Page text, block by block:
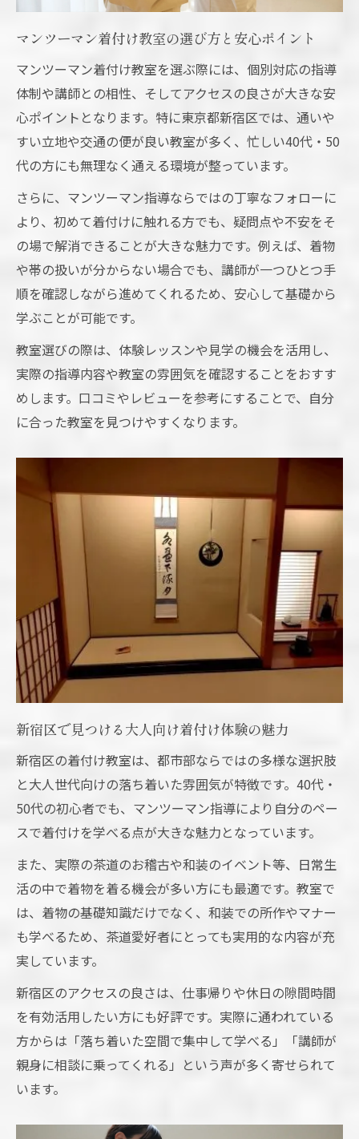
40代50代から楽しむ和文化と着物レッスンの魅
マンツーマン着付け教室が和文化入門に最
適な理由
40代50代初心者が安心して始められる教室
の選択肢
着物レッスンで感じる大人の学び直しの楽
しさ
世代を問わず楽しめる和装体験のポイント
茶道と着物で広がる新たな趣味の世界
マンツーマン指導で基礎から着付けをマスター
する秘訣
基礎から学ぶマンツーマン着付け教室の効
果
初心者がつまずかないカリキュラム設計の
工夫
自分に合ったペースで進める学びのメリッ
ト
講師との距離が近いからこそ聞ける疑問解
消
茶道の所作に寄り添う着付け方法を徹底解説
茶道に適した着付けをマンツーマンで学ぶ
コツ
所作を美しく見せる着付けポイントを伝授
着物と茶道の調和を意識した指導内容とは
実践で役立つ着付け教室の応用レッスン
新宿区のマンツーマン教室で和装美を実感しよ
う
マンツーマン着付け教室で叶う自然な和装
美
新宿区ならではの着物体験ができる理由と
は
着付けレッスンが日常に彩りを与える瞬間
和装美を引き出す個別指導の着付けテクニ
ック
初心者にも伝わる和の魅力と着物の世界観
マンツーマン着付け教室の選び方と安心ポイント
マンツーマン着付け教室を選ぶ際には、個別対応の指導
体制や講師との相性、そしてアクセスの良さが大きな安
心ポイントとなります。特に東京都新宿区では、通いや
すい立地や交通の便が良い教室が多く、忙しい40代・50
代の方にも無理なく通える環境が整っています。
さらに、マンツーマン指導ならではの丁寧なフォローに
より、初めて着付けに触れる方でも、疑問点や不安をそ
の場で解消できることが大きな魅力です。例えば、着物
や帯の扱いが分からない場合でも、講師が一つひとつ手
順を確認しながら進めてくれるため、安心して基礎から
学ぶことが可能です。
教室選びの際は、体験レッスンや見学の機会を活用し、
実際の指導内容や教室の雰囲気を確認することをおすす
めします。口コミやレビューを参考にすることで、自分
に合った教室を見つけやすくなります。
新宿区で見つける大人向け着付け体験の魅力
新宿区の着付け教室は、都市部ならではの多様な選択肢
と大人世代向けの落ち着いた雰囲気が特徴です。40代・
50代の初心者でも、マンツーマン指導により自分のペー
スで着付けを学べる点が大きな魅力となっています。
また、実際の茶道のお稽古や和装のイベント等、日常生
活の中で着物を着る機会が多い方にも最適です。教室で
は、着物の基礎知識だけでなく、和装での所作やマナー
も学べるため、茶道愛好者にとっても実用的な内容が充
実しています。
新宿区のアクセスの良さは、仕事帰りや休日の隙間時間
を有効活用したい方にも好評です。実際に通われている
方からは「落ち着いた空間で集中して学べる」「講師が
親身に相談に乗ってくれる」という声が多く寄せられて
います。